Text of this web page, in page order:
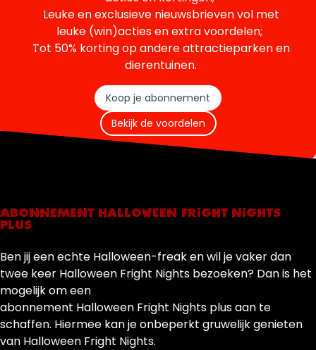
Leuke en exclusieve nieuwsbrieven vol met
leuke (win)acties en extra voordelen;
Tot 50% korting op andere attractieparken en
dierentuinen.
Koop je abonnement
Bekijk de voordelen
ABONNEMENT HALLOWEEN FRIGHT NIGHTS
PLUS
Ben jij een echte Halloween-freak en wil je vaker dan
twee keer Halloween Fright Nights bezoeken? Dan is het
mogelijk om een
abonnement Halloween Fright Nights plus aan te
schaffen. Hiermee kan je onbeperkt gruwelijk genieten
van Halloween Fright Nights.